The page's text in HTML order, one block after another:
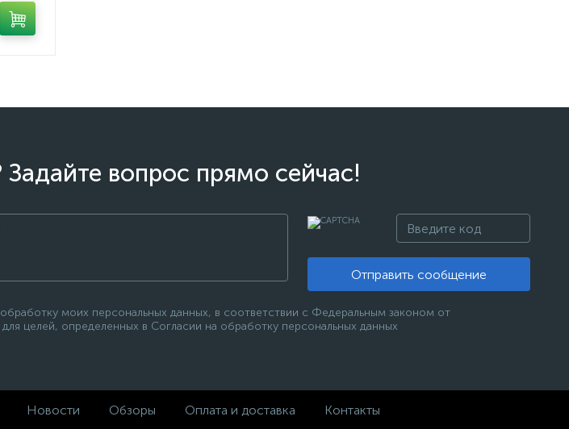
вопрос прямо сейчас!
Отправить сообщение
моих персональных данных, в соответствии с Федеральным законом от
целей, определенных в Согласии на обработку персональных данных
Новости Обзоры Оплата и доставка Контакты